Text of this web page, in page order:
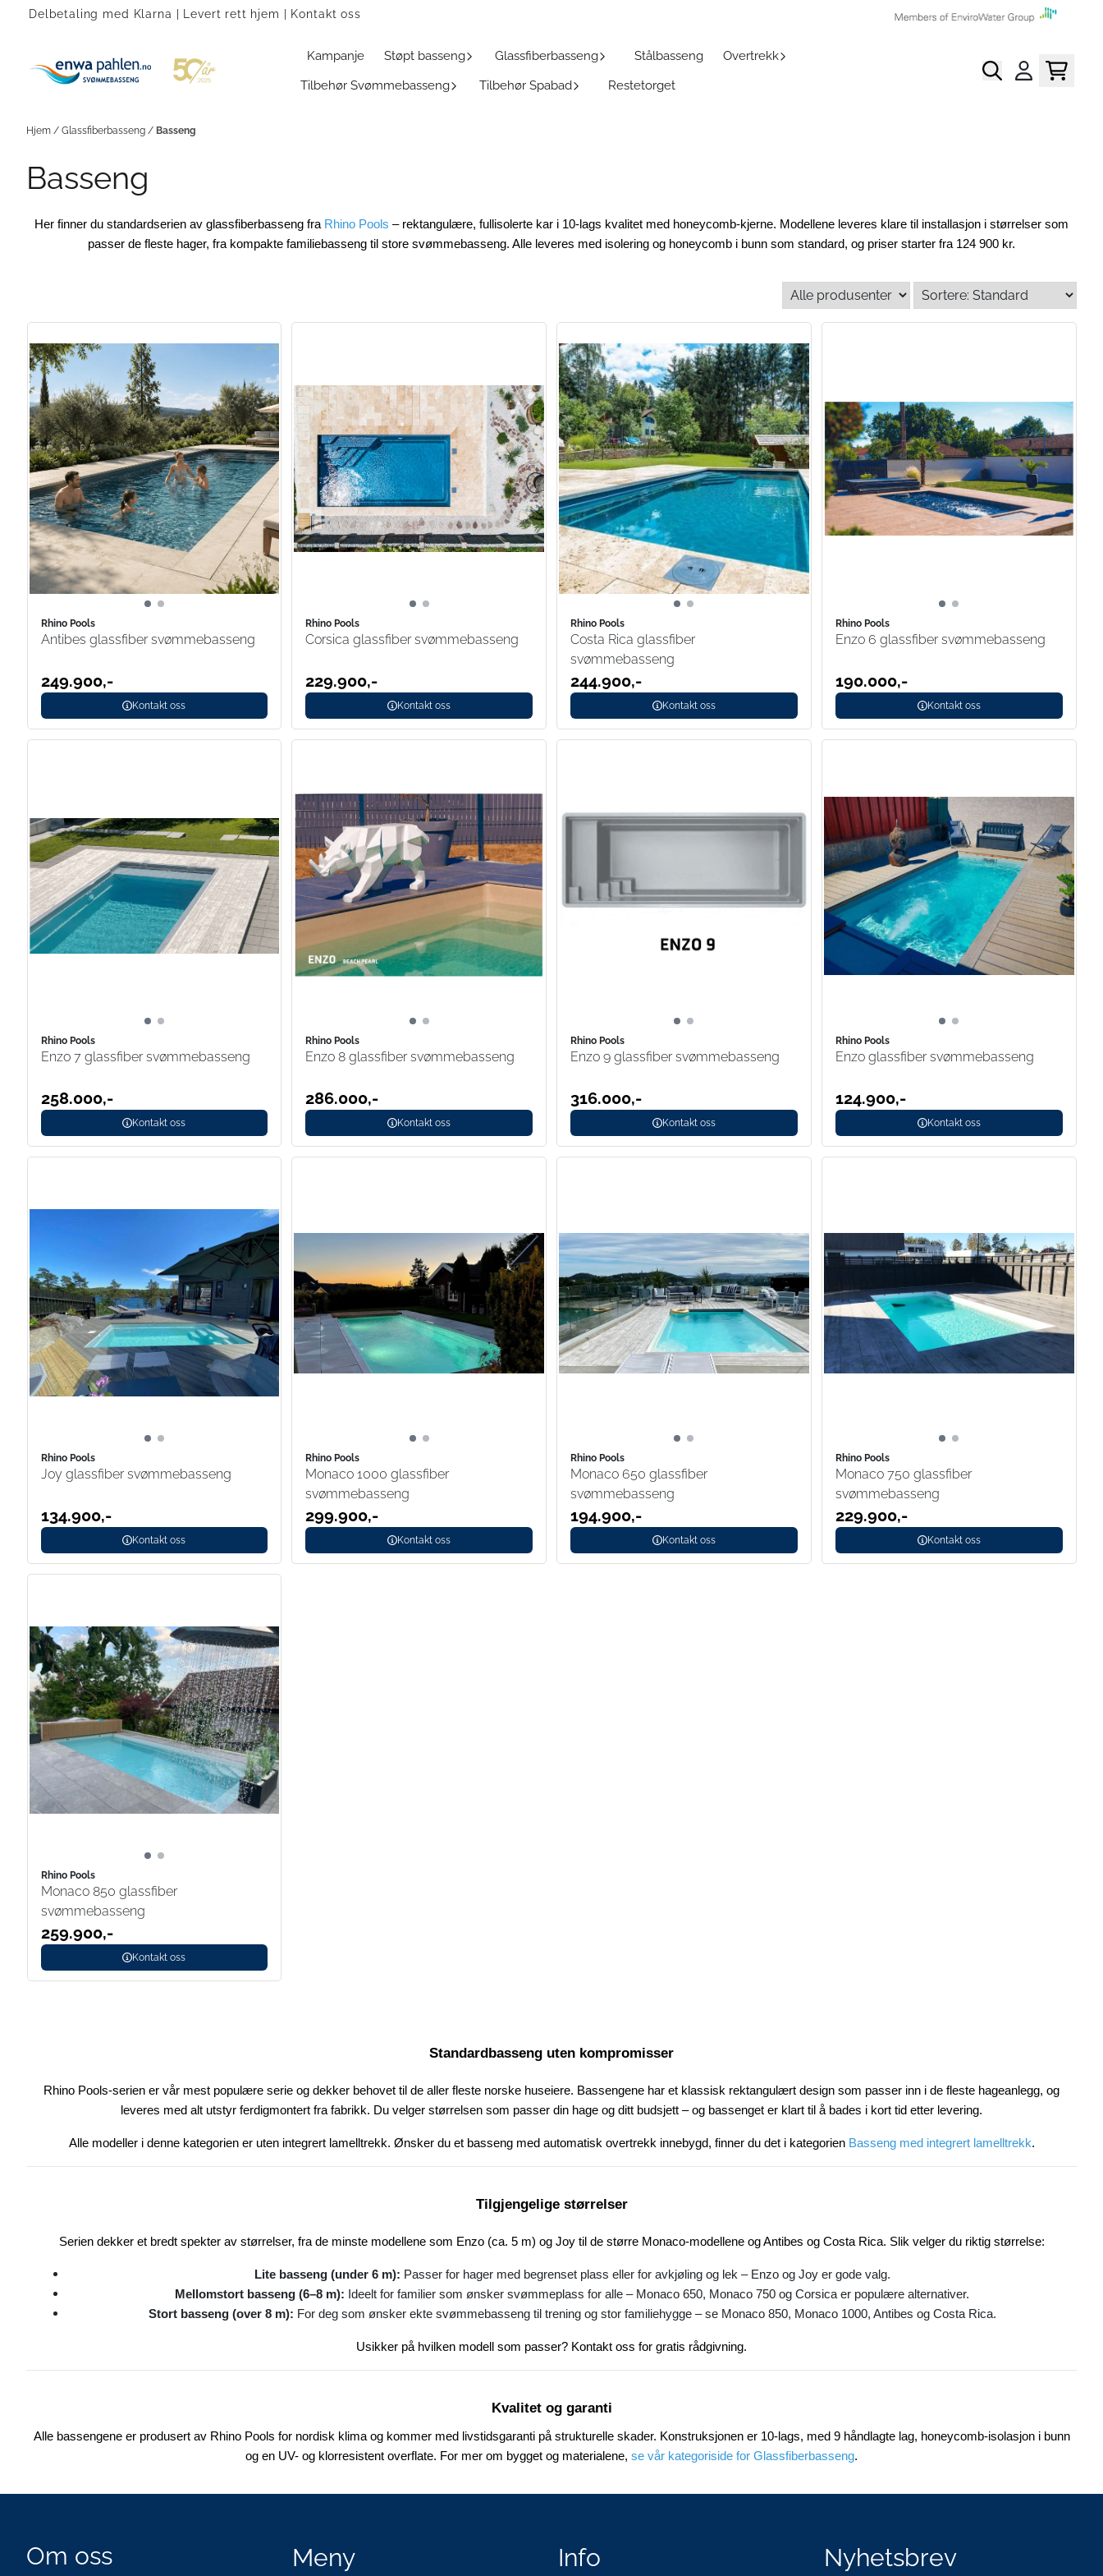
Hopp til innhold
Delbetaling med Klarna | Levert rett hjem | Kontakt oss
Kampanje Støpt basseng Glassfiberbasseng Stålbasseng
Overtrekk
Tilbehør Svømmebasseng
Tilbehør Spabad Restetorget
Hjem / Glassfiberbasseng / Basseng
Basseng
Her finner du standardserien av glassfiberbasseng fra Rhino Pools – rektangulære, fullisolerte kar i 10-lags kvalitet med honeycomb-kjerne. Modellene leveres klare til installasjon i størrelser som
passer de fleste hager, fra kompakte familiebasseng til store svømmebasseng. Alle leveres med isolering og honeycomb i bunn som standard, og priser starter fra 124 900 kr.
Rhino Pools
Antibes glassfiber svømmebasseng
249.900,-
Kontakt oss
Rhino Pools
Corsica glassfiber svømmebasseng
229.900,-
Kontakt oss
Rhino Pools
Costa Rica glassfiber
svømmebasseng
244.900,-
Kontakt oss
Rhino Pools
Enzo 6 glassfiber svømmebasseng
190.000,-
Kontakt oss
Rhino Pools
Enzo 7 glassfiber svømmebasseng
258.000,-
Kontakt oss
Rhino Pools
Enzo 8 glassfiber svømmebasseng
286.000,-
Kontakt oss
Rhino Pools
Enzo 9 glassfiber svømmebasseng
316.000,-
Kontakt oss
Rhino Pools
Enzo glassfiber svømmebasseng
124.900,-
Kontakt oss
Rhino Pools
Joy glassfiber svømmebasseng
134.900,-
Kontakt oss
Rhino Pools
Monaco 1000 glassfiber
svømmebasseng
299.900,-
Kontakt oss
Rhino Pools
Monaco 650 glassfiber
svømmebasseng
194.900,-
Kontakt oss
Rhino Pools
Monaco 750 glassfiber
svømmebasseng
229.900,-
Kontakt oss
Rhino Pools
Monaco 850 glassfiber
svømmebasseng
259.900,-
Kontakt oss
Standardbasseng uten kompromisser
Rhino Pools-serien er vår mest populære serie og dekker behovet til de aller fleste norske huseiere. Bassengene har et klassisk rektangulært design som passer inn i de fleste hageanlegg, og
leveres med alt utstyr ferdigmontert fra fabrikk. Du velger størrelsen som passer din hage og ditt budsjett – og bassenget er klart til å bades i kort tid etter levering.
Alle modeller i denne kategorien er uten integrert lamelltrekk. Ønsker du et basseng med automatisk overtrekk innebygd, finner du det i kategorien Basseng med integrert lamelltrekk.
Tilgjengelige størrelser
Serien dekker et bredt spekter av størrelser, fra de minste modellene som Enzo (ca. 5 m) og Joy til de større Monaco-modellene og Antibes og Costa Rica. Slik velger du riktig størrelse:
Lite basseng (under 6 m): Passer for hager med begrenset plass eller for avkjøling og lek – Enzo og Joy er gode valg.
Mellomstort basseng (6–8 m): Ideelt for familier som ønsker svømmeplass for alle – Monaco 650, Monaco 750 og Corsica er populære alternativer.
Stort basseng (over 8 m): For deg som ønsker ekte svømmebasseng til trening og stor familiehygge – se Monaco 850, Monaco 1000, Antibes og Costa Rica.
Usikker på hvilken modell som passer? Kontakt oss for gratis rådgivning.
Kvalitet og garanti
Alle bassengene er produsert av Rhino Pools for nordisk klima og kommer med livstidsgaranti på strukturelle skader. Konstruksjonen er 10-lags, med 9 håndlagte lag, honeycomb-isolasjon i bunn
og en UV- og klorresistent overflate. For mer om bygget og materialene, se vår kategoriside for Glassfiberbasseng.
Om oss Meny Info Nyhetsbrev